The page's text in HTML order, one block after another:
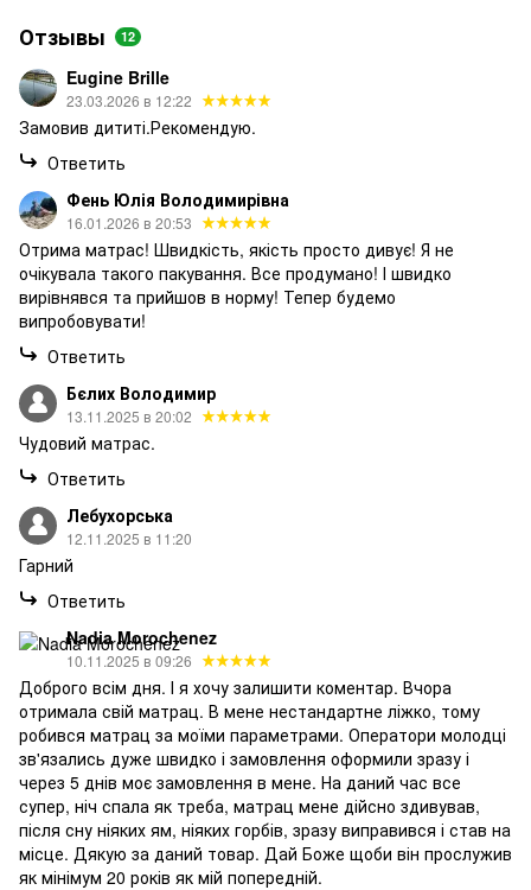
Отзывы 12
Eugine Brille
23.03.2026 в 12:22
Замовив дититі.Рекомендую.
Ответить
Фень Юлія Володимирівна
16.01.2026 в 20:53
Отрима матрас! Швидкість, якість просто дивує! Я не
очікувала такого пакування. Все продумано! І швидко
вирівнявся та прийшов в норму! Тепер будемо
випробовувати!
Ответить
Бєлих Володимир
13.11.2025 в 20:02
Чудовий матрас.
Ответить
Лебухорська
12.11.2025 в 11:20
Гарний
Ответить
Nadia Morochenez
10.11.2025 в 09:26
Доброго всім дня. І я хочу залишити коментар. Вчора
отримала свій матрац. В мене нестандартне ліжко, тому
робився матрац за моїми параметрами. Оператори молодці
зв'язались дуже швидко і замовлення оформили зразу і
через 5 днів моє замовлення в мене. На даний час все
супер, ніч спала як треба, матрац мене дійсно здивував,
після сну ніяких ям, ніяких горбів, зразу виправився і став на
місце. Дякую за даний товар. Дай Боже щоби він прослужив
як мінімум 20 років як мій попередній.